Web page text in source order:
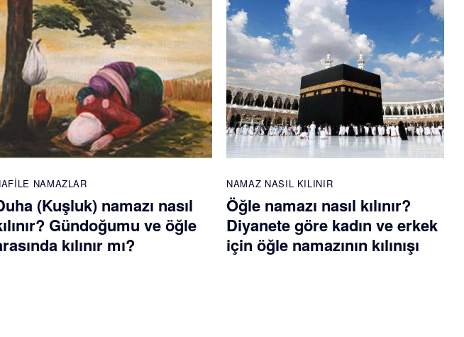
NAMAZLAR
(Kuşluk) namazı nasıl
Gündoğumu ve öğle
kılınır mı?
NAMAZ NASIL KILINIR
Öğle namazı nasıl kılınır?
Diyanete göre kadın ve erkek
için öğle namazının kılınışı